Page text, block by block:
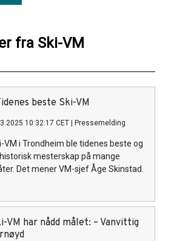
fra Ski-VM
beste Ski-VM
10:32:17 CET Pressemelding
VM i Trondheim ble tidenes beste og
mesterskap på mange
Det mener VM-sjef Åge Skinstad.
VM har nådd målet: – Vanvittig